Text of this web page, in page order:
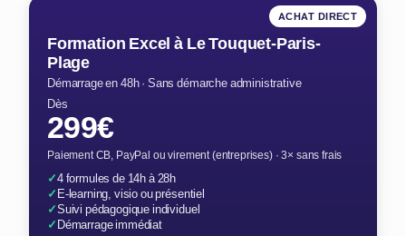
ACHAT DIRECT
Formation Excel à Le Touquet-Paris-
Plage
Démarrage en 48h · Sans démarche administrative
Dès
299€
Paiement CB, PayPal ou virement (entreprises) · 3× sans frais
✓4 formules de 14h à 28h
✓E-learning, visio ou présentiel
✓Suivi pédagogique individuel
✓Démarrage immédiat